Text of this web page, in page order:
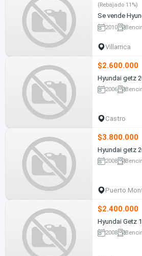
(Rebajado 11%)
Se vende
2010
Villarrica
$2.600.000
Hyundai getz
2006
Castro
$3.800.000
Hyundai getz
2008
Puerto
$2.400.000
Hyundai Getz
2008